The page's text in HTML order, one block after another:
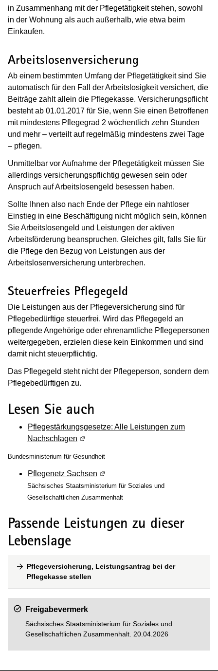
in Zusammenhang mit der Pflegetätigkeit stehen, sowohl
in der Wohnung als auch außerhalb, wie etwa beim
Einkaufen.
Arbeitslosenversicherung
Ab einem bestimmten Umfang der Pflegetätigkeit sind Sie
automatisch für den Fall der Arbeitslosigkeit versichert, die
Beiträge zahlt allein die Pflegekasse. Versicherungspflicht
besteht ab 01.01.2017 für Sie, wenn Sie einen Betroffenen
mit mindestens Pflegegrad 2 wöchentlich zehn Stunden
und mehr – verteilt auf regelmäßig mindestens zwei Tage
– pflegen.
Unmittelbar vor Aufnahme der Pflegetätigkeit müssen Sie
allerdings versicherungspflichtig gewesen sein oder
Anspruch auf Arbeitslosengeld besessen haben.
Sollte Ihnen also nach Ende der Pflege ein nahtloser
Einstieg in eine Beschäftigung nicht möglich sein, können
Sie Arbeitslosengeld und Leistungen der aktiven
Arbeitsförderung beanspruchen. Gleiches gilt, falls Sie für
die Pflege den Bezug von Leistungen aus der
Arbeitslosenversicherung unterbrechen.
Steuerfreies Pflegegeld
Die Leistungen aus der Pflegeversicherung sind für
Pflegebedürftige steuerfrei. Wird das Pflegegeld an
pflegende Angehörige oder ehrenamtliche Pflegepersonen
weitergegeben, erzielen diese kein Einkommen und sind
damit nicht steuerpflichtig.
Das Pflegegeld steht nicht der Pflegeperson, sondern dem
Pflegebedürftigen zu.
Lesen Sie auch
Pflegestärkungsgesetze: Alle Leistungen zum
Nachschlagen (Wird in einem neuen Fenster geöffnet)
Bundesministerium für Gesundheit
Pflegenetz Sachsen (Wird in einem neuen Fenster
Sächsisches Staatsministerium für Soziales und
Gesellschaftlichen Zusammenhalt
Passende Leistungen zu dieser
Lebenslage
Pflegeversicherung, Leistungsantrag bei der
Pflegekasse stellen
Freigabevermerk
Sächsisches Staatsministerium für Soziales und
Gesellschaftlichen Zusammenhalt. 20.04.2026